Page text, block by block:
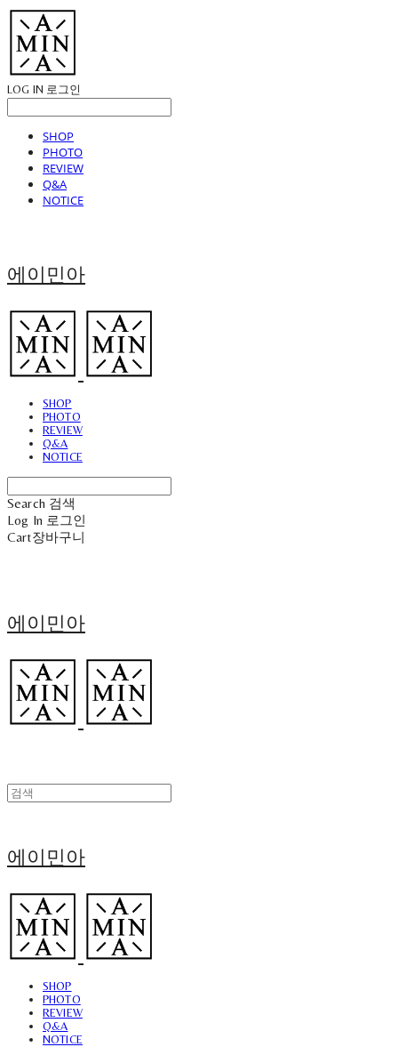
LOG IN 로그인
SHOP
PHOTO
REVIEW
Q&A
NOTICE
에이민아
SHOP
PHOTO
REVIEW
Q&A
NOTICE
Search 검색
Log In 로그인
Cart장바구니
에이민아
에이민아
SHOP
PHOTO
REVIEW
Q&A
NOTICE